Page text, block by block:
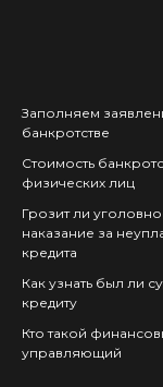
Заполняем
банкротстве
Стоимость
физических лиц
Грозит ли
наказание за
кредита
Как узнать был ли
кредиту
Кто такой
управляющий